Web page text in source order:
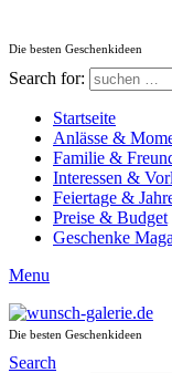
Die besten Geschenkideen
Search for:
Startseite
Anlässe &
Familie &
Interessen &
Feiertage &
Preise & Budget
Geschenke
Menu
Die besten Geschenkideen
Search